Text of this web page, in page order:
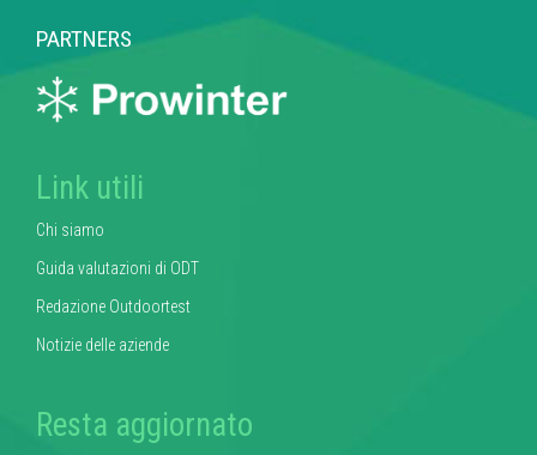
PARTNERS
Link utili
Chi siamo
Guida valutazioni di ODT
Redazione Outdoortest
Notizie delle aziende
Resta aggiornato